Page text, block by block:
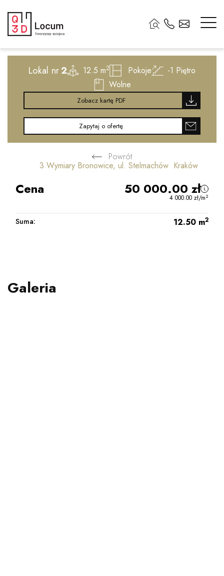
Lokal nr2 12.5 m2 Pokoje -1 Piętro
Wolne
Zobacz kartę PDF
Zapytaj o ofertę
Powrót
3 Wymiary Bronowice, ul. Stelmachów Kraków
Cena 50 000.00 zł
4 000.00 zł/m2
Suma: 12.50 m2
Galeria
2